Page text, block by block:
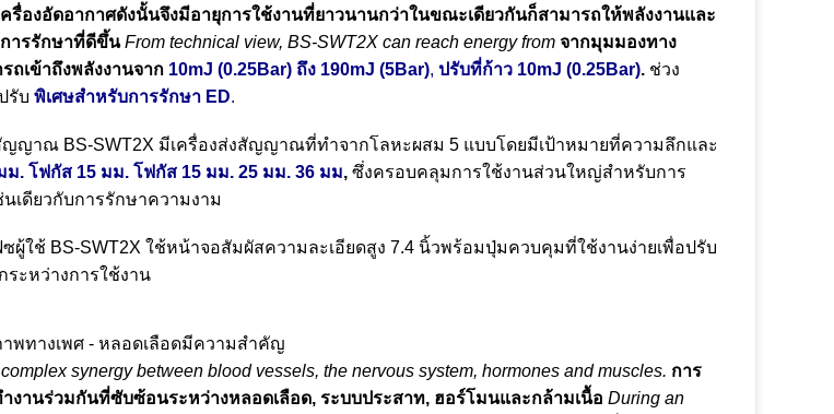
รื่องอัดอากาศดังนั้นจึงมีอายุการใช้งานที่ยาวนานกว่าในขณะเดียวกันก็สามารถให้พลังงานและ
ารรักษาที่ดีขึ้น From technical view, BS-SWT2X can reach energy from จากมุมมองทาง
ถเข้าถึงพลังงานจาก 10mJ (0.25Bar) ถึง 190mJ (5Bar), ปรับที่ก้าว 10mJ (0.25Bar). ช่วง
รับ พิเศษสำหรับการรักษา ED.
ญญาณ BS-SWT2X มีเครื่องส่งสัญญาณที่ทำจากโลหะผสม 5 แบบโดยมีเป้าหมายที่ความลึกและ
ม. โฟกัส 15 มม. โฟกัส 15 มม. 25 มม. 36 มม, ซึ่งครอบคลุมการใช้งานส่วนใหญ่สำหรับการ
เดียวกับการรักษาความงาม
ผู้ใช้ BS-SWT2X ใช้หน้าจอสัมผัสความละเอียดสูง 7.4 นิ้วพร้อมปุ่มควบคุมที่ใช้งานง่ายเพื่อปรับ
ระหว่างการใช้งาน
พทางเพศ - หลอดเลือดมีความสำคัญ
synergy between blood vessels, the nervous system, hormones and muscles. การ
งานร่วมกันที่ซับซ้อนระหว่างหลอดเลือด, ระบบประสาท, ฮอร์โมนและกล้ามเนื้อ During an